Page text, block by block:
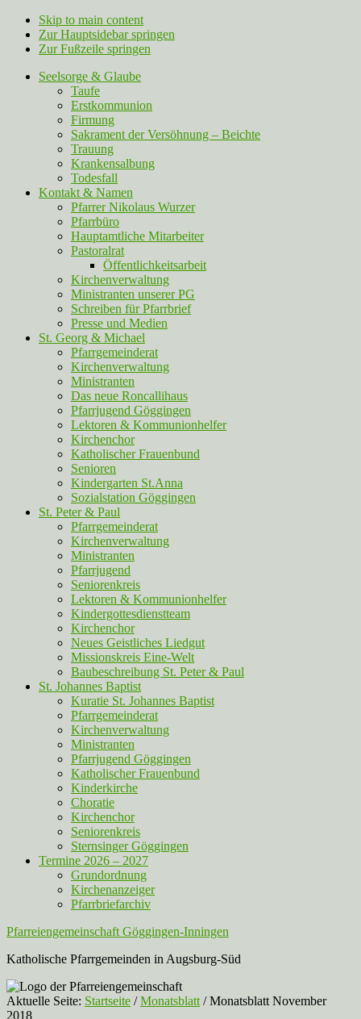
Skip to main content
Zur Hauptsidebar springen
Zur Fußzeile springen
Seelsorge & Glaube
Taufe
Erstkommunion
Firmung
Sakrament der Versöhnung – Beichte
Trauung
Krankensalbung
Todesfall
Kontakt & Namen
Pfarrer Nikolaus Wurzer
Pfarrbüro
Hauptamtliche Mitarbeiter
Pastoralrat
Öffentlichkeitsarbeit
Kirchenverwaltung
Ministranten unserer PG
Schreiben für Pfarrbrief
Presse und Medien
St. Georg & Michael
Pfarrgemeinderat
Kirchenverwaltung
Ministranten
Das neue Roncallihaus
Pfarrjugend Göggingen
Lektoren & Kommunionhelfer
Kirchenchor
Katholischer Frauenbund
Senioren
Kindergarten St.Anna
Sozialstation Göggingen
St. Peter & Paul
Pfarrgemeinderat
Kirchenverwaltung
Ministranten
Pfarrjugend
Seniorenkreis
Lektoren & Kommunionhelfer
Kindergottesdienstteam
Kirchenchor
Neues Geistliches Liedgut
Missionskreis Eine-Welt
Baubeschreibung St. Peter & Paul
St. Johannes Baptist
Kuratie St. Johannes Baptist
Pfarrgemeinderat
Kirchenverwaltung
Ministranten
Pfarrjugend Göggingen
Katholischer Frauenbund
Kinderkirche
Choratie
Kirchenchor
Seniorenkreis
Sternsinger Göggingen
Termine 2026 – 2027
Grundordnung
Kirchenanzeiger
Pfarrbriefarchiv
Pfarreiengemeinschaft Göggingen-Inningen
Katholische Pfarrgemeinden in Augsburg-Süd
Aktuelle Seite: Startseite / Monatsblatt /Monatsblatt November
2018